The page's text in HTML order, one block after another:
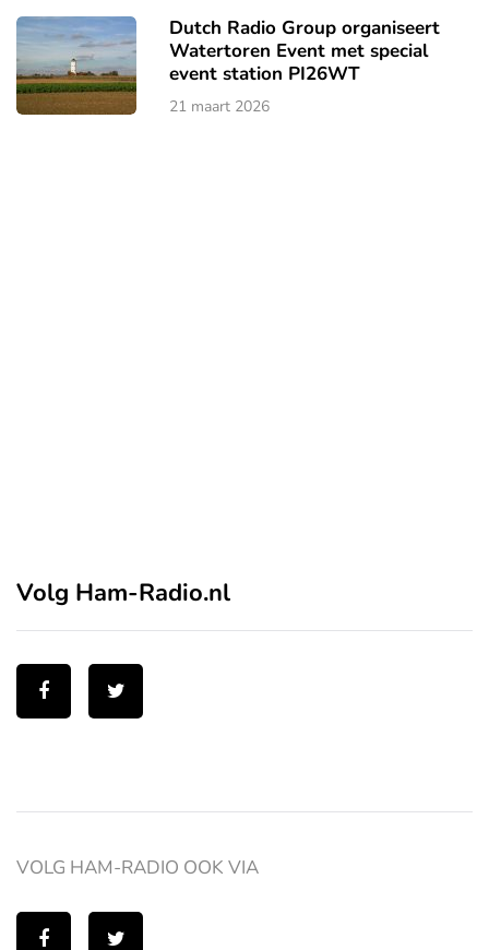
Dutch Radio Group organiseert
Watertoren Event met special
event station PI26WT
21 maart 2026
Volg Ham-Radio.nl
VOLG HAM-RADIO OOK VIA